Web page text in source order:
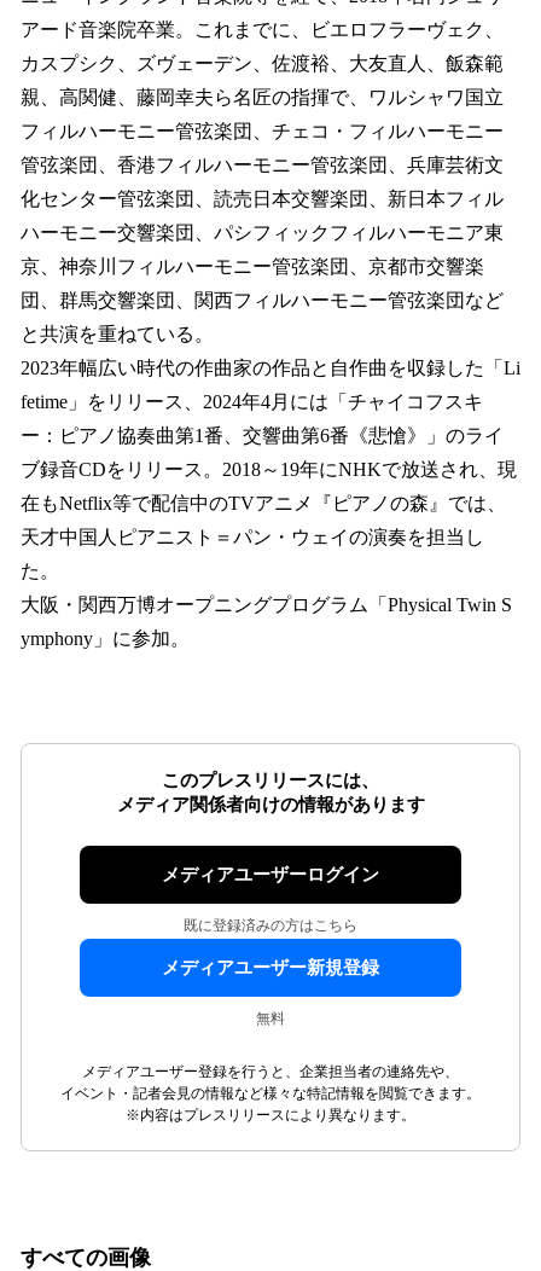
アード音楽院卒業。これまでに、ビエロフラーヴェク、
カスプシク、ズヴェーデン、佐渡裕、大友直人、飯森範
親、高関健、藤岡幸夫ら名匠の指揮で、ワルシャワ国立
フィルハーモニー管弦楽団、チェコ・フィルハーモニー
管弦楽団、香港フィルハーモニー管弦楽団、兵庫芸術文
化センター管弦楽団、読売日本交響楽団、新日本フィル
ハーモニー交響楽団、パシフィックフィルハーモニア東
京、神奈川フィルハーモニー管弦楽団、京都市交響楽
団、群馬交響楽団、関西フィルハーモニー管弦楽団など
と共演を重ねている。
2023年幅広い時代の作曲家の作品と自作曲を収録した「Li
fetime」をリリース、2024年4月には「チャイコフスキ
ー：ピアノ協奏曲第1番、交響曲第6番《悲愴》」のライ
ブ録音CDをリリース。2018～19年にNHKで放送され、現
在もNetflix等で配信中のTVアニメ『ピアノの森』では、
天才中国人ピアニスト＝パン・ウェイの演奏を担当し
た。
大阪・関西万博オープニングプログラム「Physical Twin S
ymphony」に参加。
このプレスリリースには、
メディア関係者向けの情報があります
メディアユーザーログイン
既に登録済みの方はこちら
メディアユーザー新規登録
無料
メディアユーザー登録を行うと、企業担当者の連絡先や、
イベント・記者会見の情報など様々な特記情報を閲覧できます。
※内容はプレスリリースにより異なります。
すべての画像